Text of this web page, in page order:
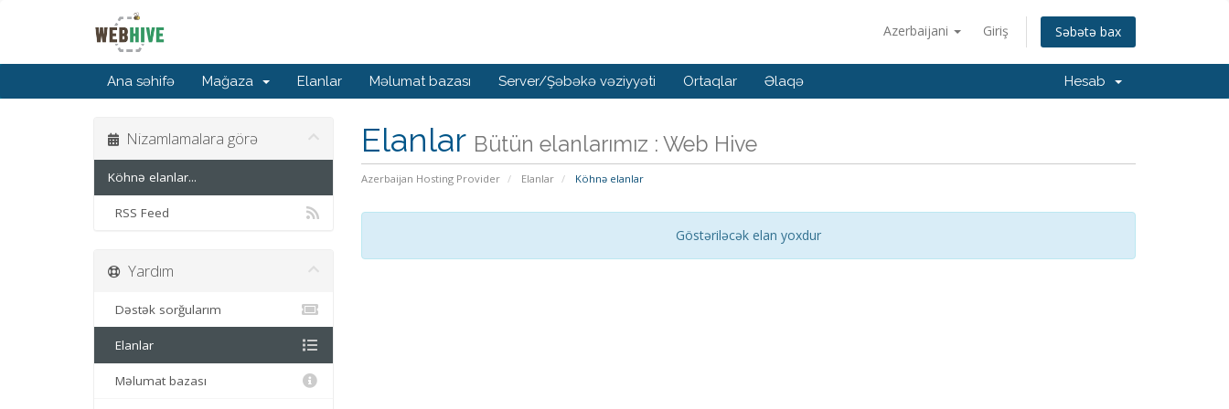
Azerbaijani Giriş Səbətə bax
Ana səhifə Mağaza Elanlar Məlumat bazası Server/Şəbəkə vəziyyəti Ortaqlar Əlaqə Hesab
Elanlar Bütün elanlarımız : Web Hive
Azerbaijan Hosting Provider Elanlar Köhnə elanlar
Nizamlamalara görə
Köhnə elanlar...
RSS Feed
Göstəriləcək elan yoxdur
Yardım
Dəstək sorğularım
Elanlar
Məlumat bazası